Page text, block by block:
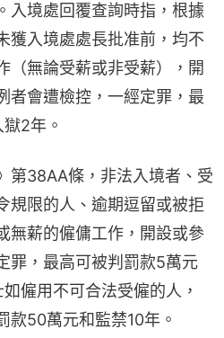
入境處回覆查詢時指，根據
獲入境處處長批准前，均不
（無論受薪或非受薪），開
者會遭檢控，一經定罪，最
2年。
第38AA條，非法入境者、受
規限的人、逾期逗留或被拒
無薪的僱傭工作，開設或參
罪，最高可被判罰款5萬元
僱用不可合法受僱的人，
款50萬元和監禁10年。